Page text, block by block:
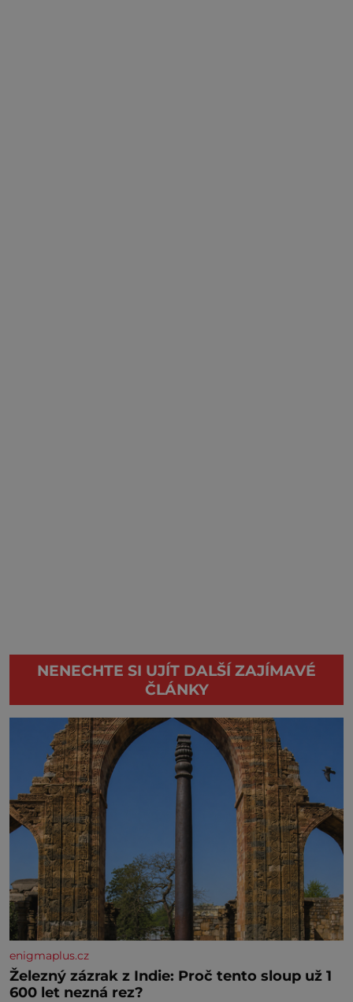
NENECHTE SI UJÍT DALŠÍ ZAJÍMAVÉ
ČLÁNKY
enigmaplus.cz
Železný zázrak z Indie: Proč tento sloup už 1
600 let nezná rez?